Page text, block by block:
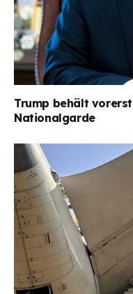
Trump behält
Nationalgarde